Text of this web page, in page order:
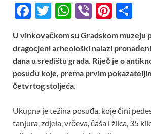
F
e
b
o
o
k
T
w
itt
er
W
at
s
A
p
p
Vi
er
Pi
er
es
t
ar
e
U vinkovačkom su Gradskom muzeju
dragocjeni arheološki nalazi
dana u središtu grada. Riječ je o
posuđu koje, prema prvim
četvrtog stoljeća.
Ukupna je težina posuđa, koje čini
tanjura, zdjela, vrčeva, čaša i žlica, 35